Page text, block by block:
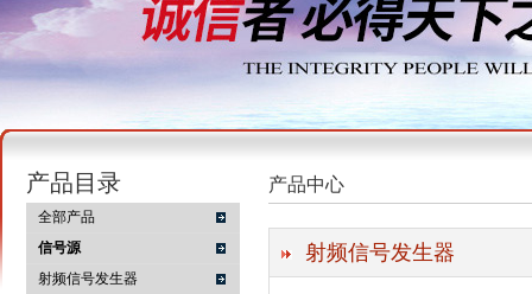
产品目录
全部产品
信号源
射频信号发生器
产品中心
射频信号发生器